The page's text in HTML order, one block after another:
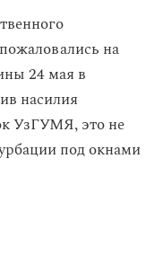
на
24 мая в
насилия
УзГУМЯ, это не
под окнами